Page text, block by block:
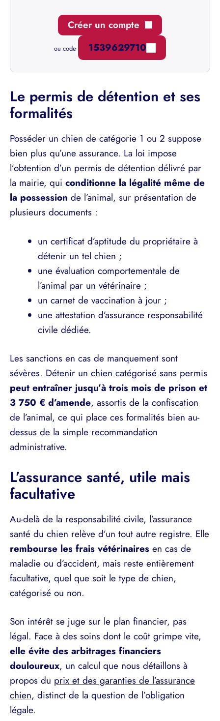
Créer un compte
ou code 1539629710
Le permis de détention et ses
formalités
Posséder un chien de catégorie 1 ou 2 suppose
bien plus qu’une assurance. La loi impose
l’obtention d’un permis de détention délivré par
la mairie, qui conditionne la légalité même de
la possession de l’animal, sur présentation de
plusieurs documents :
un certificat d’aptitude du propriétaire à
détenir un tel chien ;
une évaluation comportementale de
l’animal par un vétérinaire ;
un carnet de vaccination à jour ;
une attestation d’assurance responsabilité
civile dédiée.
Les sanctions en cas de manquement sont
sévères. Détenir un chien catégorisé sans permis
peut entraîner jusqu’à trois mois de prison et
3 750 € d’amende, assortis de la confiscation
de l’animal, ce qui place ces formalités bien au-
dessus de la simple recommandation
administrative.
L’assurance santé, utile mais
facultative
Au-delà de la responsabilité civile, l’assurance
santé du chien relève d’un tout autre registre. Elle
rembourse les frais vétérinaires en cas de
maladie ou d’accident, mais reste entièrement
facultative, quel que soit le type de chien,
catégorisé ou non.
Son intérêt se juge sur le plan financier, pas
légal. Face à des soins dont le coût grimpe vite,
elle évite des arbitrages financiers
douloureux, un calcul que nous détaillons à
propos du prix et des garanties de l’assurance
chien, distinct de la question de l’obligation
légale.